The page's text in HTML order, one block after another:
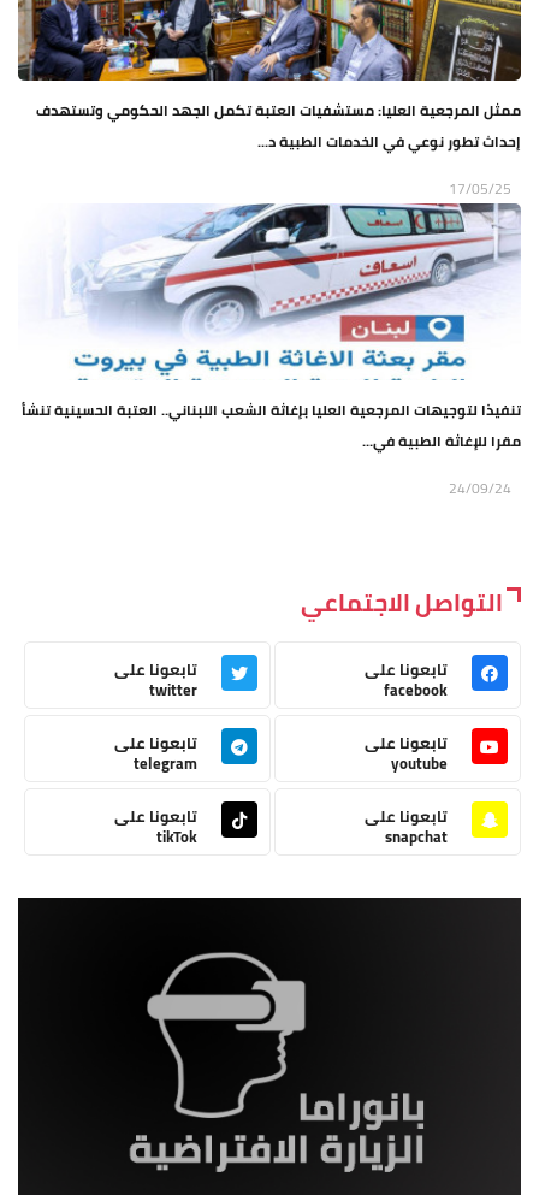
ممثل المرجعية العليا: مستشفيات العتبة تكمل الجهد الحكومي وتستهدف
إحداث تطور نوعي في الخدمات الطبية د...
17/05/25
تنفيذا لتوجيهات المرجعية العليا بإغاثة الشعب اللبناني.. العتبة الحسينية تنشأ
مقرا للإغاثة الطبية في...
24/09/24
التواصل الاجتماعي
تابعونا على
facebook
تابعونا على
twitter
تابعونا على
youtube
تابعونا على
telegram
تابعونا على
snapchat
تابعونا على
tikTok